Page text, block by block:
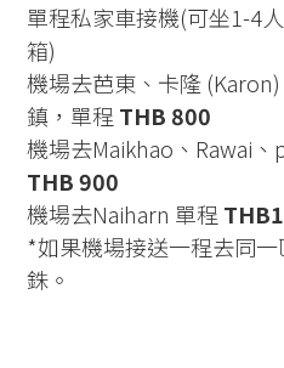
單程私家車接機(可坐1-4
箱)
機場去芭東、卡隆
鎮，單程 THB 800
機場去Maikhao、Rawai
THB 900
機場去Naiharn 單程
*如果機場接送一程去同
銖。